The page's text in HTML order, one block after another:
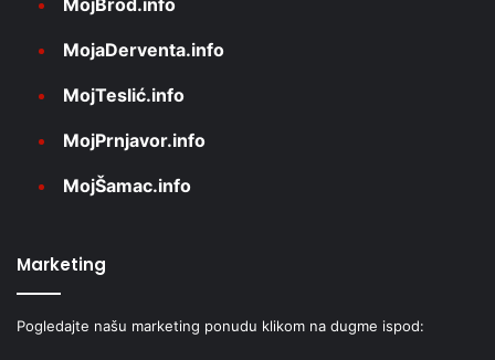
MojBrod.info
MojaDerventa.info
MojTeslić.info
MojPrnjavor.info
MojŠamac.info
Marketing
Pogledajte našu marketing ponudu klikom na dugme ispod: